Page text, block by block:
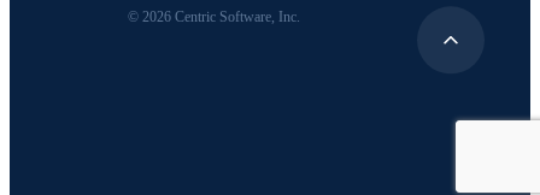
© 2026 Centric Software, Inc.